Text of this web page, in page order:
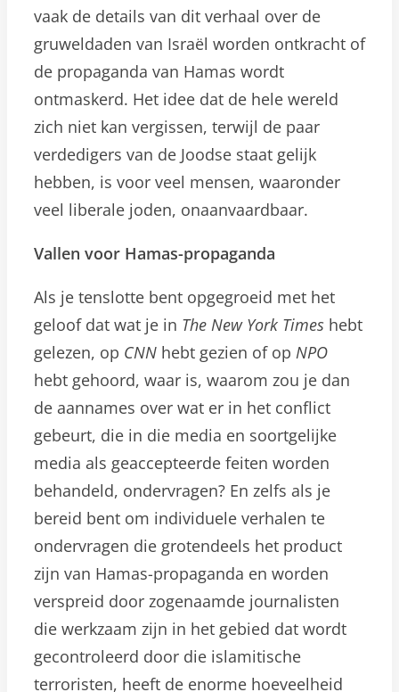
vaak de details van dit verhaal over de
gruweldaden van Israël worden ontkracht of
de propaganda van Hamas wordt
ontmaskerd. Het idee dat de hele wereld
zich niet kan vergissen, terwijl de paar
verdedigers van de Joodse staat gelijk
hebben, is voor veel mensen, waaronder
veel liberale joden, onaanvaardbaar.
Vallen voor Hamas-propaganda
Als je tenslotte bent opgegroeid met het
geloof dat wat je in The New York Times hebt
gelezen, op CNN hebt gezien of op NPO
hebt gehoord, waar is, waarom zou je dan
de aannames over wat er in het conflict
gebeurt, die in die media en soortgelijke
media als geaccepteerde feiten worden
behandeld, ondervragen? En zelfs als je
bereid bent om individuele verhalen te
ondervragen die grotendeels het product
zijn van Hamas-propaganda en worden
verspreid door zogenaamde journalisten
die werkzaam zijn in het gebied dat wordt
gecontroleerd door die islamitische
terroristen, heeft de enorme hoeveelheid